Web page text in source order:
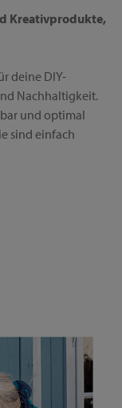
Kreativprodukte,
deine DIY-
Nachhaltigkeit.
und optimal
sind einfach